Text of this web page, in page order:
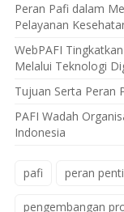
Peran Pafi dalam
Pelayanan
WebPAFI
Melalui Teknologi
Tujuan Serta Peran
PAFI Wadah
Indonesia
pafi peran
pengembangan